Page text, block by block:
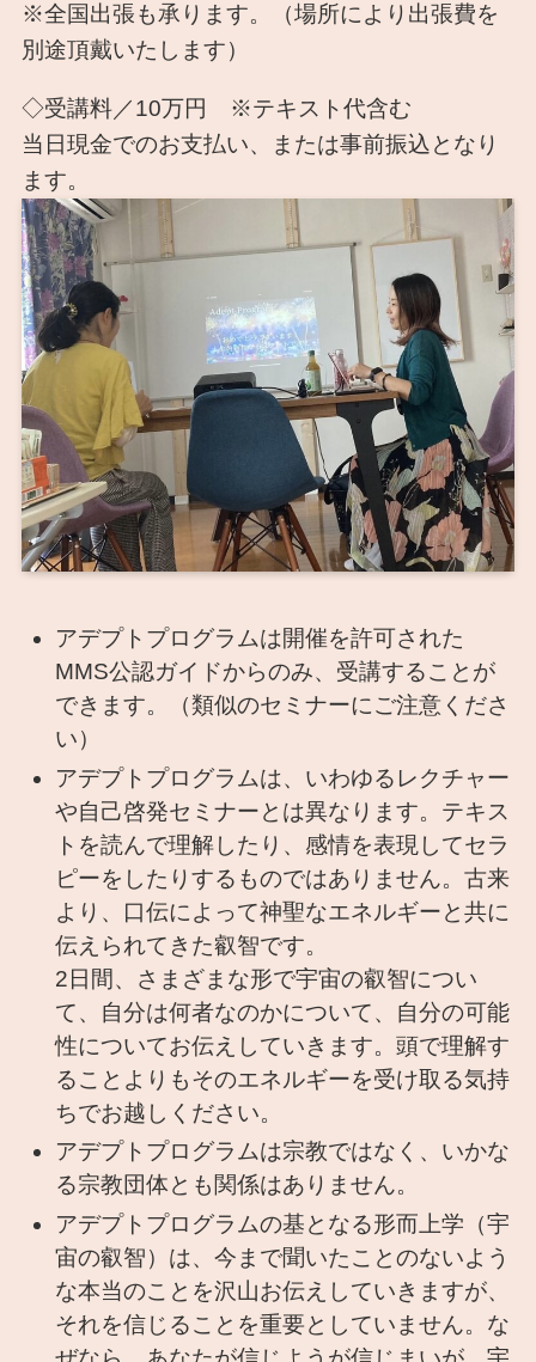
※全国出張も承ります。（場所により出張費を
別途頂戴いたします）
◇受講料／10万円 ※テキスト代含む
当日現金でのお支払い、または事前振込となり
ます。
アデプトプログラムは開催を許可された
MMS公認ガイドからのみ、受講することが
できます。（類似のセミナーにご注意くださ
い）
アデプトプログラムは、いわゆるレクチャー
や自己啓発セミナーとは異なります。テキス
トを読んで理解したり、感情を表現してセラ
ピーをしたりするものではありません。古来
より、口伝によって神聖なエネルギーと共に
伝えられてきた叡智です。
2日間、さまざまな形で宇宙の叡智につい
て、自分は何者なのかについて、自分の可能
性についてお伝えしていきます。頭で理解す
ることよりもそのエネルギーを受け取る気持
ちでお越しください。
アデプトプログラムは宗教ではなく、いかな
る宗教団体とも関係はありません。
アデプトプログラムの基となる形而上学（宇
宙の叡智）は、今まで聞いたことのないよう
な本当のことを沢山お伝えしていきますが、
それを信じることを重要としていません。な